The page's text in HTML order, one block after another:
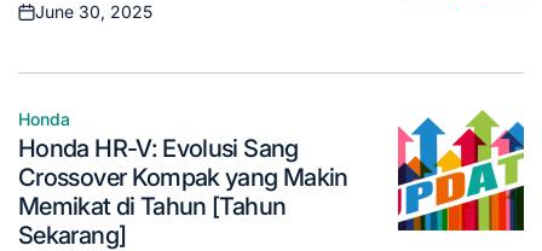
Posted
June 30, 2025
Posted
in
Honda
Honda HR-V: Evolusi Sang
Crossover Kompak yang Makin
Memikat di Tahun [Tahun
Sekarang]